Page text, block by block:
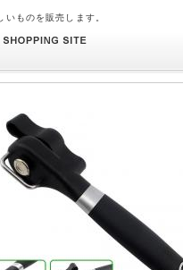
ものを販売します。